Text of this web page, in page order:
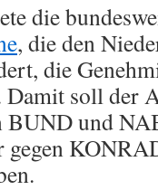
die
, die den
die
soll der
BUND und